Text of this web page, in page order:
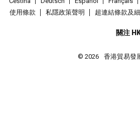
使用條款
私隱政策聲明 超連結條款及
關注
© 2026 香港貿易發